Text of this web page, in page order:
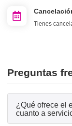
Tienes
Preguntas
¿Qué ofrece el
cuanto a